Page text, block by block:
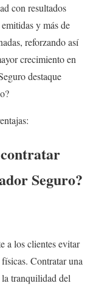
con resultados
y más de
reforzando así
crecimiento en
destaque
contratar
Seguro?
a los clientes evitar
Contratar una
la tranquilidad del